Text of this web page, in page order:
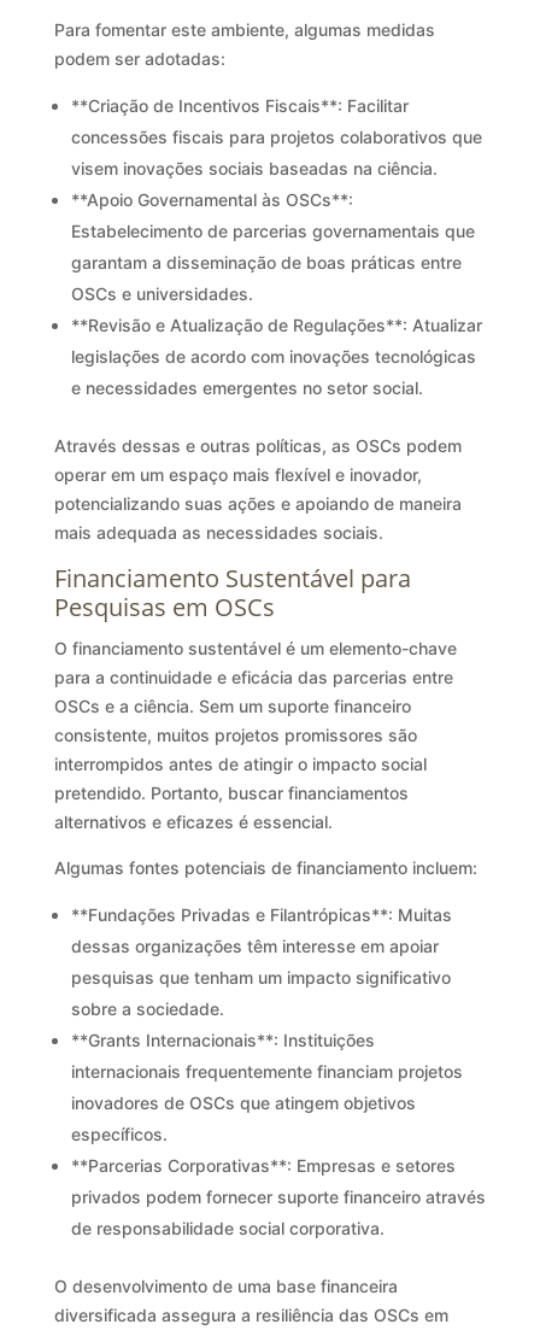
Para fomentar este ambiente, algumas medidas
podem ser adotadas:
**Criação de Incentivos Fiscais**: Facilitar
concessões fiscais para projetos colaborativos que
visem inovações sociais baseadas na ciência.
**Apoio Governamental às OSCs**:
Estabelecimento de parcerias governamentais que
garantam a disseminação de boas práticas entre
OSCs e universidades.
**Revisão e Atualização de Regulações**: Atualizar
legislações de acordo com inovações tecnológicas
e necessidades emergentes no setor social.
Através dessas e outras políticas, as OSCs podem
operar em um espaço mais flexível e inovador,
potencializando suas ações e apoiando de maneira
mais adequada as necessidades sociais.
Financiamento Sustentável para
Pesquisas em OSCs
O financiamento sustentável é um elemento-chave
para a continuidade e eficácia das parcerias entre
OSCs e a ciência. Sem um suporte financeiro
consistente, muitos projetos promissores são
interrompidos antes de atingir o impacto social
pretendido. Portanto, buscar financiamentos
alternativos e eficazes é essencial.
Algumas fontes potenciais de financiamento incluem:
**Fundações Privadas e Filantrópicas**: Muitas
dessas organizações têm interesse em apoiar
pesquisas que tenham um impacto significativo
sobre a sociedade.
**Grants Internacionais**: Instituições
internacionais frequentemente financiam projetos
inovadores de OSCs que atingem objetivos
específicos.
**Parcerias Corporativas**: Empresas e setores
privados podem fornecer suporte financeiro através
de responsabilidade social corporativa.
O desenvolvimento de uma base financeira
diversificada assegura a resiliência das OSCs em